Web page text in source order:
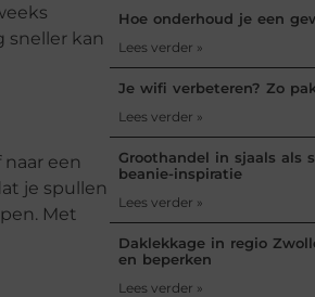
sneller kan
een
je spullen
Met
Hoe onderhoud je een
Lees verder »
Je wifi verbeteren? Zo
Lees verder »
Groothandel in sjaals als
beanie-inspiratie
Lees verder »
Daklekkage in regio
en beperken
Lees verder »